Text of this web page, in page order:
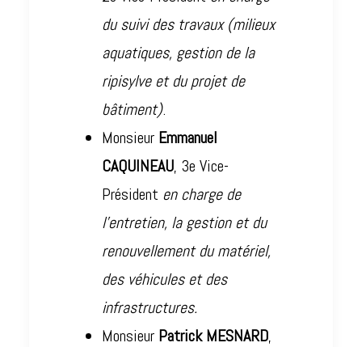
du suivi des travaux (milieux
aquatiques, gestion de la
ripisylve et du projet de
bâtiment).
Monsieur Emmanuel
CAQUINEAU, 3e Vice-
Président en charge de
l’entretien, la gestion et du
renouvellement du matériel,
des véhicules et des
infrastructures.
Monsieur Patrick MESNARD,